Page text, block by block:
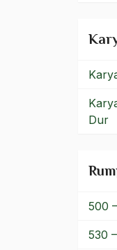
Dur
500
530